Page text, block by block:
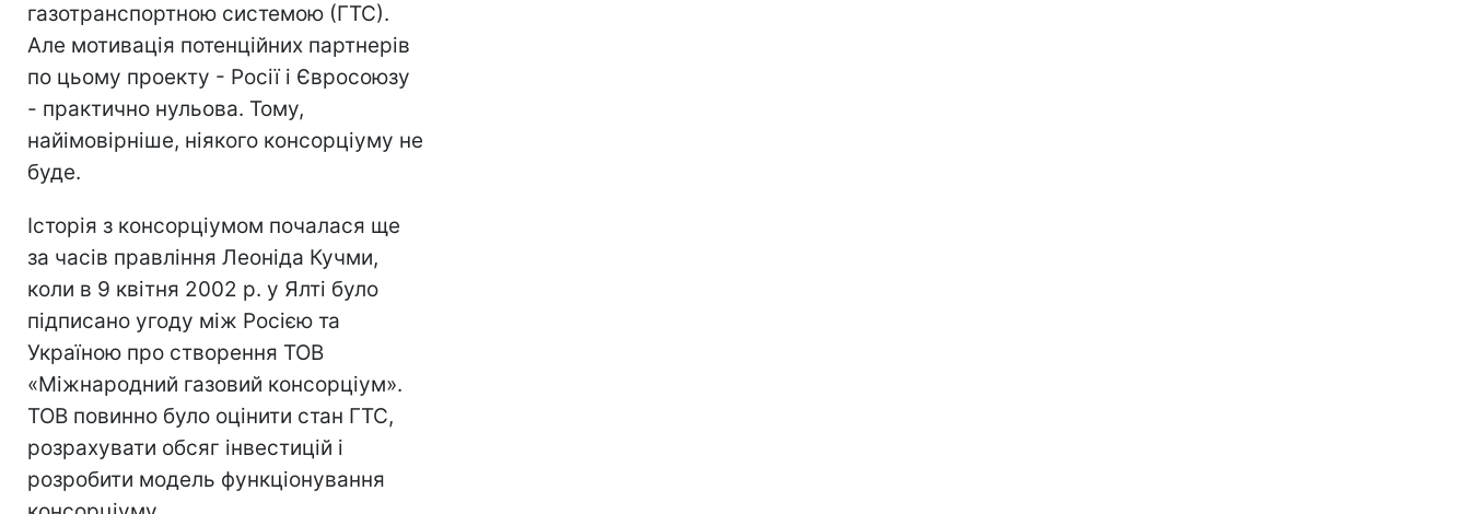
газотранспортною системою (ГТС).
Але мотивація потенційних партнерів
по цьому проекту - Росії і Євросоюзу
- практично нульова. Тому,
найімовірніше, ніякого консорціуму не
буде.
Історія з консорціумом почалася ще
за часів правління Леоніда Кучми,
коли в 9 квітня 2002 р. у Ялті було
підписано угоду між Росією та
Україною про створення ТОВ
«Міжнародний газовий консорціум».
ТОВ повинно було оцінити стан ГТС,
розрахувати обсяг інвестицій і
розробити модель функціонування